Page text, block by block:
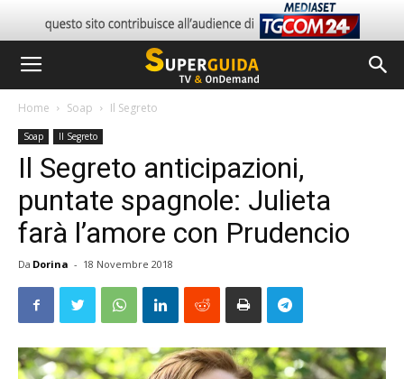
Home Soap Il Segreto
Soap Il Segreto
Il Segreto anticipazioni,
puntate spagnole: Julieta
farà l’amore con Prudencio
Da Dorina - 18 Novembre 2018